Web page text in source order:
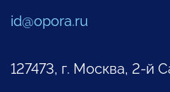
id@opora.ru
127473, г. Москва, 2-й